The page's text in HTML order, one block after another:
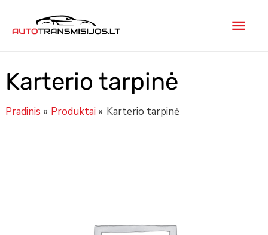
prie
Karterio tarpinė
Pradinis Produktai Karterio tarpinė